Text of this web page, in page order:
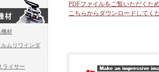
PDFファイルをご覧いただくた
こちらからダウンロードしてくだ
機材
ムリワインダ
ライサー